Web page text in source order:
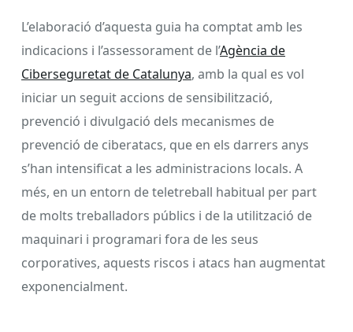
L’elaboració d’aquesta guia ha comptat amb les
indicacions i l’assessorament de l’Agència de
Ciberseguretat de Catalunya, amb la qual es vol
iniciar un seguit accions de sensibilització,
prevenció i divulgació dels mecanismes de
prevenció de ciberatacs, que en els darrers anys
s’han intensificat a les administracions locals. A
més, en un entorn de teletreball habitual per part
de molts treballadors públics i de la utilització de
maquinari i programari fora de les seus
corporatives, aquests riscos i atacs han augmentat
exponencialment.